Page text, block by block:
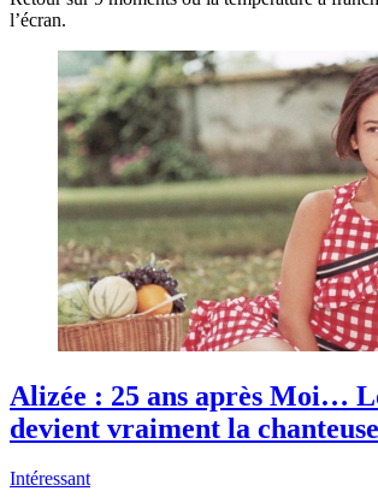
l’écran.
Alizée : 25 ans après Moi…
devient vraiment la
Intéressant